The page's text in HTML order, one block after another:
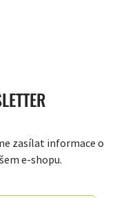
zasílat informace o
e-shopu.